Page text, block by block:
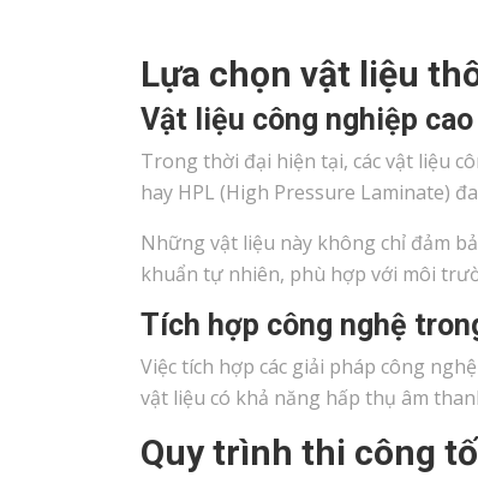
Lựa chọn vật liệu
Vật liệu công nghiệp cao
Trong thời đại hiện tại, các vật liệu
hay HPL (High Pressure Laminate)
Những vật liệu này không chỉ đảm
khuẩn tự nhiên, phù hợp với môi
Tích hợp công nghệ
Việc tích hợp các giải pháp công
vật liệu có khả năng hấp thụ âm
Quy trình thi công